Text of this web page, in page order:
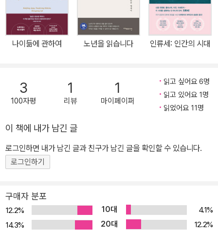
예방법을 담은 책이다. 더불어 저자와의 인터뷰를 통해 고독사 관련
정책과 현황을 정리했다. 저자는 고독사의 책임이 모두에게 있다고
주장하며 주민센터와 구청, 시청을 다니면서 고독사라는 재앙을 알리
고 다녔다. 고독사 홍보대사를 자처한 저자와 함께 고독사의 현실을
남짓한 방 겸 거실을 본다. 벽에는 깨끗한 양복이 애처롭게 걸려 있다.
옷 주인은 저 양복을 입고 출근하는 꿈을 키웠을 것이다. (……) 고독
로웠을까. 마지막까지 술에 의존하지 않고 이겨보려고 얼마나 많은
노력을 했을까. 뉴스와 기사를 통해 접하는 고독사는 단편적이다. 시
간이 얼마나 흐른 뒤 발견되었고, 어떻게 발견되었다 정도의 단신이
뭉뚱그린 이름이 아니라 독립된 개인으로 받아들일 것이다. ▶ 죽음
이후 더 슬픈 현실 고독사는 사실 무연고자보다 연고자 사례가 더 많
다. 그러나 유가족의 70%는 경제적인 문제 등을 이유로 시신인수를
나이듦에 관하여 노년을 읽습니다 인류세: 인간의 시대
3
100자평
1
리뷰
1
마이페이퍼
읽고 싶어요 6명
읽고 있어요 1명
읽었어요 11명
이 책에 내가 남긴 글
로그인하면 내가 남긴 글과 친구가 남긴 글을 확인할 수 있습니다.
로그인하기
구매자 분포
12.2% 10대
4.1%
14.3%
20대
12.2%